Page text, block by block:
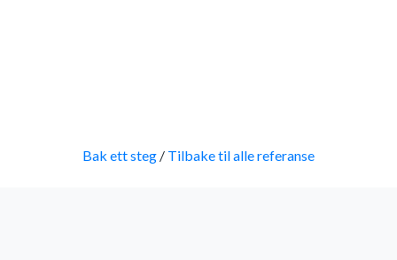
Bak ett steg / Tilbake til alle referanse